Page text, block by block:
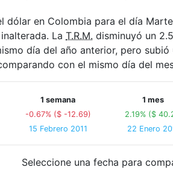
dólar en Colombia para el día
La T.R.M. disminuyó un
día del año anterior, pero subió
con el mismo día del
1 semana
-0.67% ($ -12.69)
15 Febrero 2011
1 mes
2.19% ($
22 Enero
Seleccione una fecha para